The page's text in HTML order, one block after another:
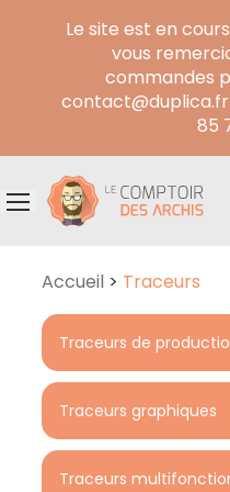
Le site est en
vous
commandes
85
Accueil > Traceurs
Traceurs de
Traceurs graphiques
Traceurs